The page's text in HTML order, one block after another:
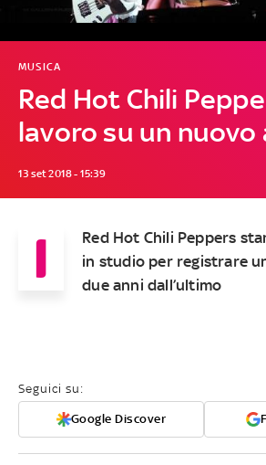
Red Hot Chili
lavoro su un nuovo
MUSICA
13 set 2018 - 15:39
I
Red Hot Chili Peppers
in studio per registrare
due anni dall’ultimo
Seguici su:
Google Discover